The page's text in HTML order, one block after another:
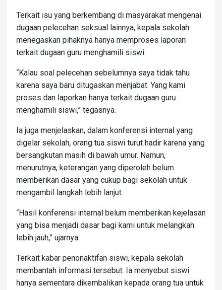
Terkait isu yang berkembang di masyarakat mengenai
dugaan pelecehan seksual lainnya, kepala sekolah
menegaskan pihaknya hanya memproses laporan
terkait dugaan guru menghamili siswi.
“Kalau soal pelecehan sebelumnya saya tidak tahu
karena saya baru ditugaskan menjabat. Yang kami
proses dan laporkan hanya terkait dugaan guru
menghamili siswi,” tegasnya.
Ia juga menjelaskan, dalam konferensi internal yang
digelar sekolah, orang tua siswi turut hadir karena yang
bersangkutan masih di bawah umur. Namun,
menurutnya, keterangan yang diperoleh belum
memberikan dasar yang cukup bagi sekolah untuk
mengambil langkah lebih lanjut.
“Hasil konferensi internal belum memberikan kejelasan
yang bisa menjadi dasar bagi kami untuk melangkah
lebih jauh,” ujarnya.
Terkait kabar penonaktifan siswi, kepala sekolah
membantah informasi tersebut. Ia menyebut siswi
hanya sementara dikembalikan kepada orang tua untuk